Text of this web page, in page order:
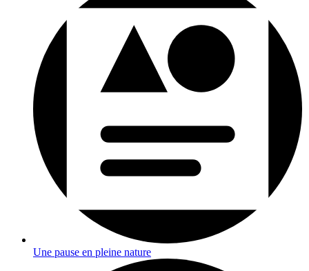
Une pause en pleine nature